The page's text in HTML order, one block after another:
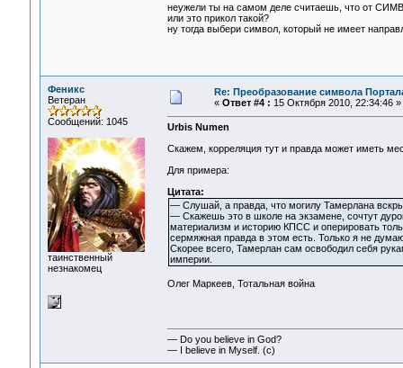
неужели ты на самом деле считаешь, что от
или это прикол такой?
ну тогда выбери символ, который не имеет
Феникс
Ветеран
Сообщений: 1045
таинственный
незнакомец
Re: Преобразование символа
« Ответ #4 : 15 Октября 2010, 22:34:46 »
Urbis Numen
Скажем, корреляция тут и правда может иметь
Для примера:
Цитата:
— Слушай, а правда, что могилу Тамерлана
— Скажешь это в школе на экзамене, сочтут
материализм и историю КПСС и оперировать
сермяжная правда в этом есть. Только я не
Скорее всего, Тамерлан сам освободил себя
империи.
Олег Маркеев, Тотальная война
— Do you believe in God?
— I believe in Myself. (c)